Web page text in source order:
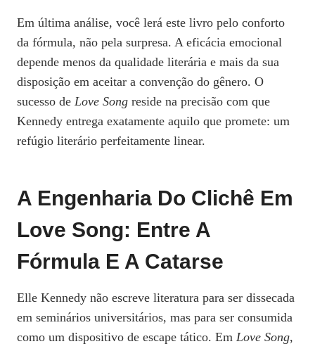
Em última análise, você lerá este livro pelo conforto
da fórmula, não pela surpresa. A eficácia emocional
depende menos da qualidade literária e mais da sua
disposição em aceitar a convenção do gênero. O
sucesso de Love Song reside na precisão com que
Kennedy entrega exatamente aquilo que promete: um
refúgio literário perfeitamente linear.
A Engenharia Do Clichê Em
Love Song: Entre A
Fórmula E A Catarse
Elle Kennedy não escreve literatura para ser dissecada
em seminários universitários, mas para ser consumida
como um dispositivo de escape tático. Em Love Song,